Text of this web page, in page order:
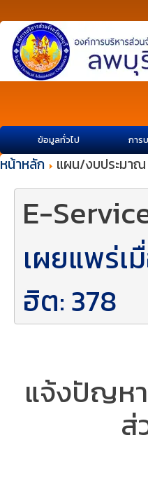
ข้อมูลทั่วไป การ
หน้าหลัก แผน/งบประมาณ
E-
เผยแพร่เ
ฮิต: 378
แจ้งปัญหา
ส่